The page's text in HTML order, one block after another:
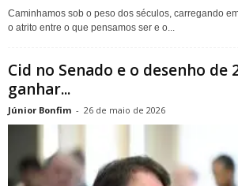
Caminhamos sob o peso dos séculos, carregando
o atrito entre o que pensamos ser e o...
Cid no Senado e o desenho de
ganhar...
Júnior Bonfim - 26 de maio de 2026